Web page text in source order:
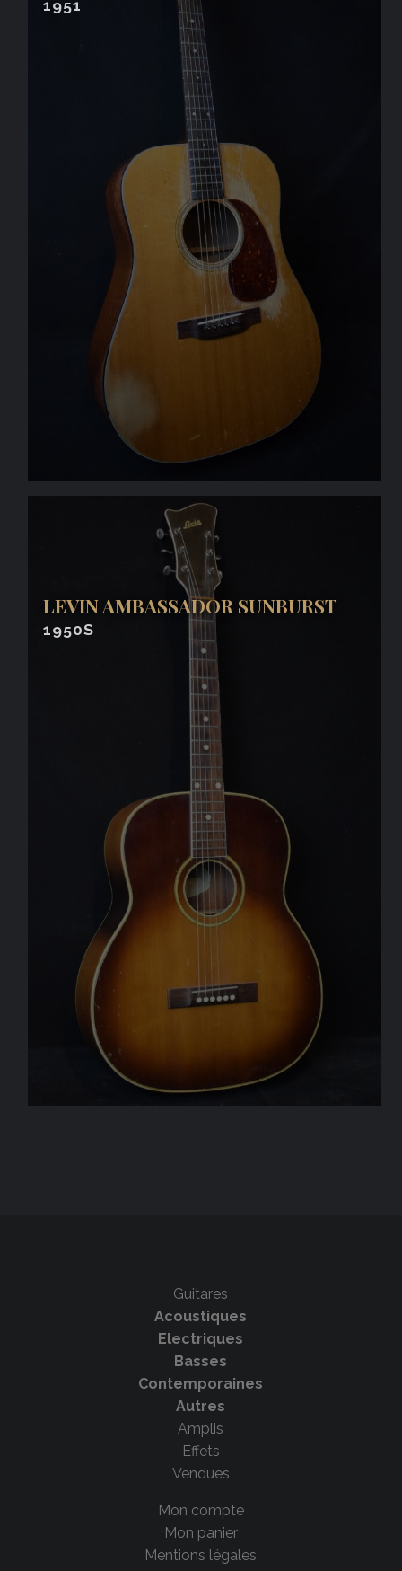
1951
LEVIN AMBASSADOR SUNBURST
1950S
Guitares
Acoustiques
Electriques
Basses
Contemporaines
Autres
Amplis
Effets
Vendues
Mon compte
Mon panier
Mentions légales